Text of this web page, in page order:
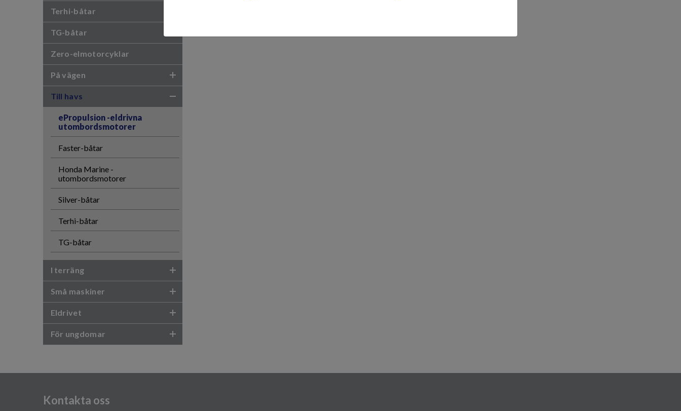
Terhi-båtar
TG-båtar
Zero-elmotorcyklar
På vägen
Till havs
ePropulsion -eldrivna
utombordsmotorer
Faster-båtar
Honda Marine -
utombordsmotorer
Silver-båtar
Terhi-båtar
TG-båtar
I terräng
Små maskiner
Eldrivet
För ungdomar
Kontakta oss